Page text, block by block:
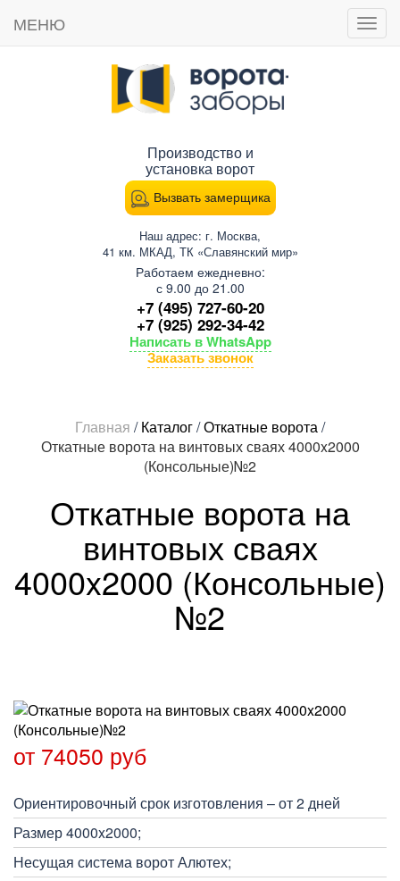
Производство и
установка ворот
Вызвать замерщика
Наш адрес: г. Москва,
41 км. МКАД, ТК «Славянский мир»
Работаем ежедневно:
с 9.00 до 21.00
+7 (495) 727-60-20
+7 (925) 292-34-42
Написать в WhatsApp
Заказать звонок
МЕНЮ
Главная /Каталог/Откатные ворота/
Откатные ворота на винтовых сваях 4000x2000
(Консольные)№2
Откатные ворота на
винтовых сваях
4000x2000 (Консольные)
№2
от 74050 руб
Ориентировочный срок изготовления – от 2 дней
Размер 4000x2000;
Несущая система ворот Алютех;